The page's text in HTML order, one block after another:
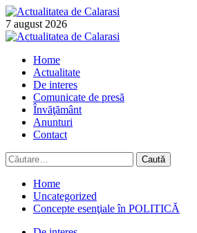
Skip
to
content
7 august 2026
Primary
Home
Actualitate
De interes
Comunicate de presă
Învăţământ
Anunturi
Contact
Caută
după:
Home
Uncategorized
Concepte esenţiale în POLITICĂ